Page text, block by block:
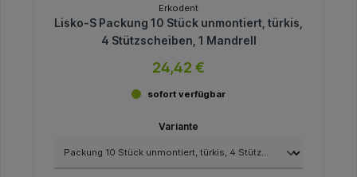
Erkodent
Lisko-S Packung 10 Stück unmontiert, türkis,
4 Stützscheiben, 1 Mandrell
24,42 €
sofort verfügbar
Variante